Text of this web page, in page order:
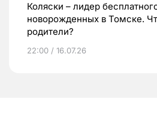
Коляски – лидер
новорожденных в Томске.
родители?
22:00 / 16.07.26